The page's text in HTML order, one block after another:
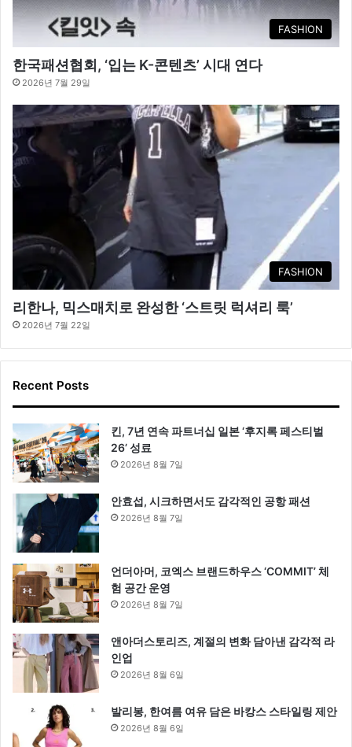
FASHION
한국패션협회, ‘입는 K-콘텐츠’ 시대 연다
2026년 7월 29일
FASHION
리한나, 믹스매치로 완성한 ‘스트릿 럭셔리 룩’
2026년 7월 22일
Recent Posts
킨, 7년 연속 파트너십 일본 ‘후지록 페스티벌
26’ 성료
2026년 8월 7일
안효섭, 시크하면서도 감각적인 공항 패션
2026년 8월 7일
언더아머, 코엑스 브랜드하우스 ‘COMMIT’ 체
험 공간 운영
2026년 8월 7일
앤아더스토리즈, 계절의 변화 담아낸 감각적 라
인업
2026년 8월 6일
발리봉, 한여름 여유 담은 바캉스 스타일링 제안
2026년 8월 6일